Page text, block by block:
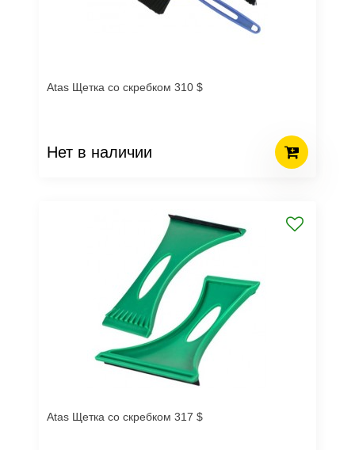
Atas Щетка со скребком 310 $
Нет в наличии
Atas Щетка со скребком 317 $